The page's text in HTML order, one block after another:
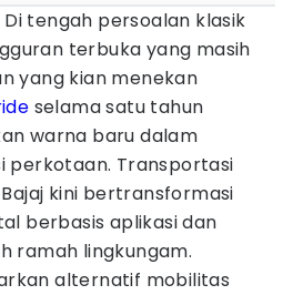
Di tengah persoalan klasik
terbuka yang masih
yang kian menekan
selama satu tahun
warna baru dalam
perkotaan. Transportasi
kini bertransformasi
berbasis aplikasi dan
ramah lingkungam.
alternatif mobilitas